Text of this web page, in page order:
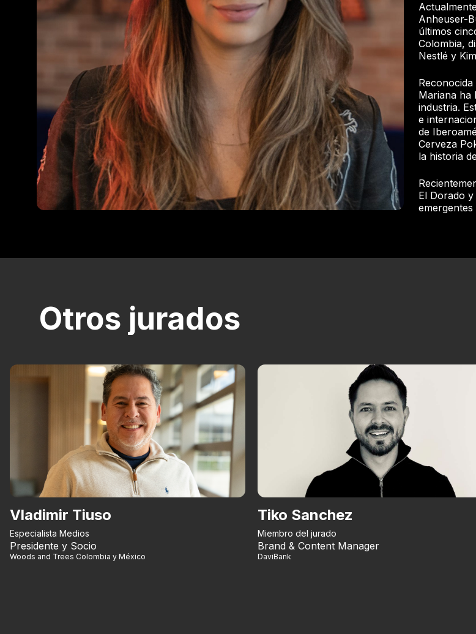
Anheuser-
últimos
Colombia,
Nestlé y
Mariana ha
industria.
e
de
Cerveza
la historia
El Dorado
emergentes
Otros jurados
Vladimir Tiuso
Especialista Medios
Presidente y Socio
Woods and Trees Colombia y México
Tiko Sanchez
Miembro del jurado
Brand & Content Manager
DaviBank